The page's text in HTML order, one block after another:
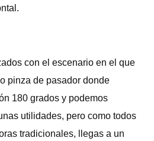
con el escenario en el que
pinza de pasador donde
180 grados y podemos
utilidades, pero como todos
tradicionales, llegas a un